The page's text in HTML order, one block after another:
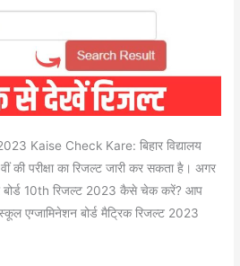
Kaise Check Kare: बिहार विद्यालय
की परीक्षा का रिजल्ट जारी कर सकता है। अगर
बोर्ड 10th रिजल्ट 2023 कैसे चेक करें? आप
एग्जामिनेशन बोर्ड मैट्रिक रिजल्ट 2023